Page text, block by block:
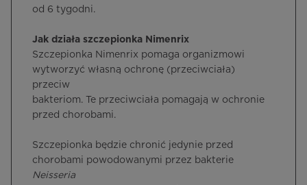
od 6 tygodni.
Jak działa szczepionka Nimenrix
Szczepionka Nimenrix pomaga organizmowi
wytworzyć własną ochronę (przeciwciała)
przeciw
bakteriom. Te przeciwciała pomagają w ochronie
przed chorobami.
Szczepionka będzie chronić jedynie przed
chorobami powodowanymi przez bakterie
Neisseria